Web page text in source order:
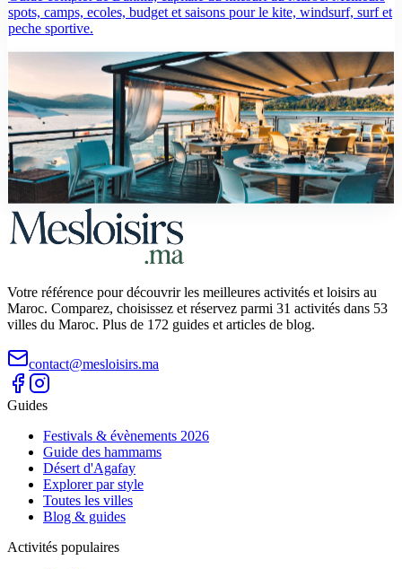
spots, camps, ecoles, budget et saisons pour le kite, windsurf, surf et
peche sportive.
Les meilleurs sports nautiques a Dakhla : kitesurf,
surf, kayak et plus
Guide complet des sports nautiques a Dakhla : kitesurf, surf,
windsurf, wing foil, kayak, plongee, peche. Meilleurs spots, ecoles,
prix et conseils pratiques.
Votre référence pour découvrir les meilleures activités et loisirs au
Maroc. Comparez, choisissez et réservez parmi 31 activités dans 53
villes du Maroc. Plus de 172 guides et articles de blog.
contact@mesloisirs.ma
Guides
Festivals & évènements 2026
Guide des hammams
Désert d'Agafay
Explorer par style
Toutes les villes
Blog & guides
Activités populaires